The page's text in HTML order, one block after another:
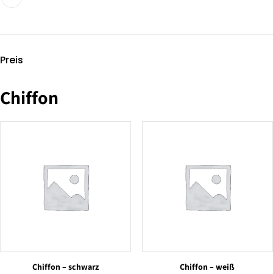
Preis
Chiffon
Chiffon – schwarz Chiffon – weiß